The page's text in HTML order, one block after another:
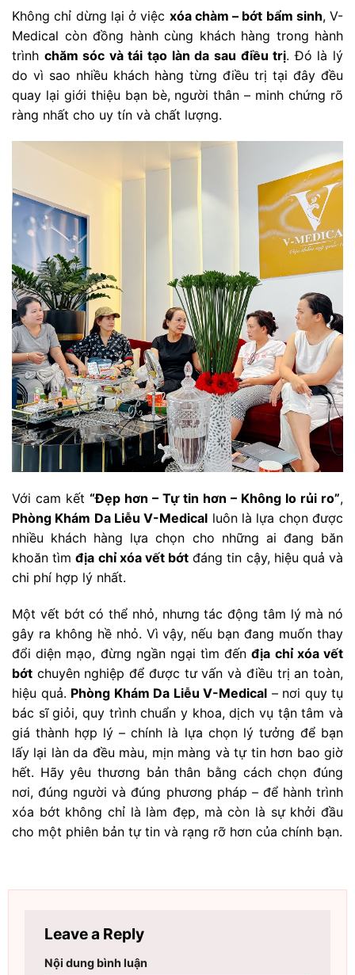
Không chỉ dừng lại ở việc xóa chàm – bớt bẩm sinh, V-
Medical còn đồng hành cùng khách hàng trong hành
trình chăm sóc và tái tạo làn da sau điều trị. Đó là lý
do vì sao nhiều khách hàng từng điều trị tại đây đều
quay lại giới thiệu bạn bè, người thân – minh chứng rõ
ràng nhất cho uy tín và chất lượng.
Với cam kết “Đẹp hơn – Tự tin hơn – Không lo rủi ro”,
Phòng Khám Da Liễu V-Medical luôn là lựa chọn được
nhiều khách hàng lựa chọn cho những ai đang băn
khoăn tìmđịa chỉ xóa vết bớt đáng tin cậy, hiệu quả và
chi phí hợp lý nhất.
Một vết bớt có thể nhỏ, nhưng tác động tâm lý mà nó
gây ra không hề nhỏ. Vì vậy, nếu bạn đang muốn thay
đổi diện mạo, đừng ngần ngại tìm đếnđịa chỉ xóa vết
bớt chuyên nghiệp để được tư vấn và điều trị an toàn,
hiệu quả. Phòng Khám Da Liễu V-Medical – nơi quy tụ
bác sĩ giỏi, quy trình chuẩn y khoa, dịch vụ tận tâm và
giá thành hợp lý – chính là lựa chọn lý tưởng để bạn
lấy lại làn da đều màu, mịn màng và tự tin hơn bao giờ
hết. Hãy yêu thương bản thân bằng cách chọn đúng
nơi, đúng người và đúng phương pháp – để hành trình
xóa bớt không chỉ là làm đẹp, mà còn là sự khởi đầu
cho một phiên bản tự tin và rạng rỡ hơn của chính bạn.
Leave a Reply
Nội dung bình luận